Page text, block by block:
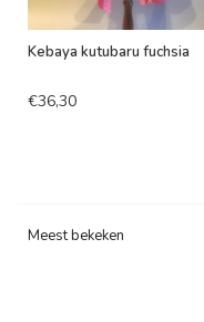
Kebaya kutubaru fuchsia
€36,30
Meest bekeken